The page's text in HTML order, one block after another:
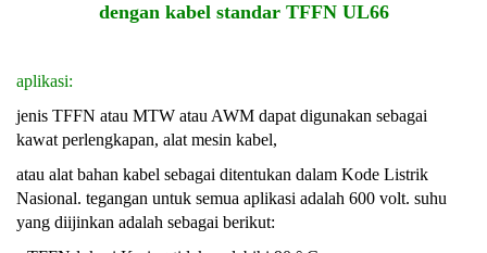
dengan kabel standar TFFN UL66
aplikasi:
jenis TFFN atau MTW atau AWM dapat digunakan sebagai
kawat perlengkapan, alat mesin kabel,
atau alat bahan kabel sebagai ditentukan dalam Kode Listrik
Nasional. tegangan untuk semua aplikasi adalah 600 volt. suhu
yang diijinkan adalah sebagai berikut: